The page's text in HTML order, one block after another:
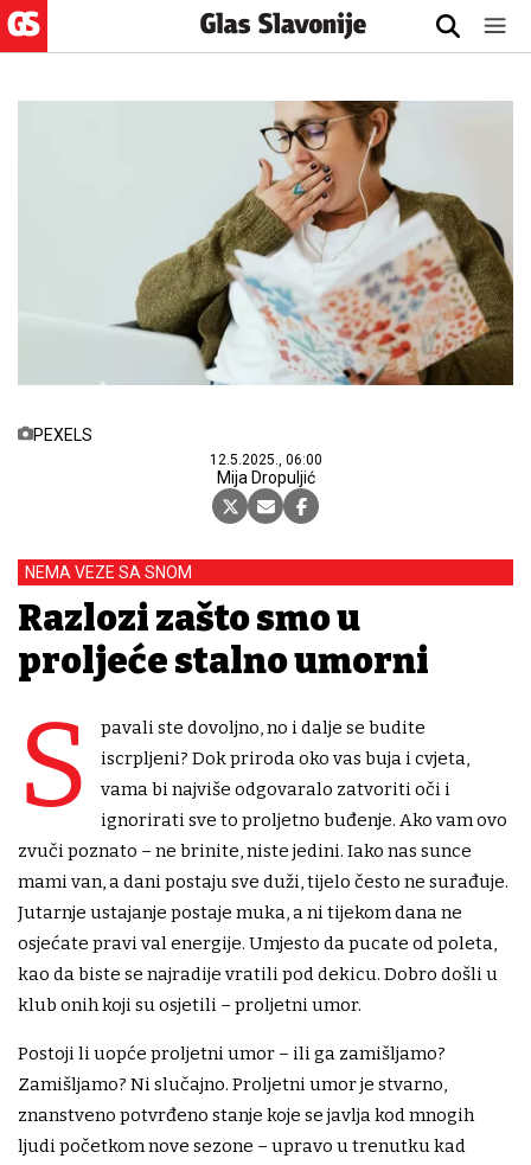
PEXELS
12.5.2025., 06:00
Mija Dropuljić
NEMA VEZE SA SNOM
Razlozi zašto smo u
proljeće stalno umorni
S
pavali ste dovoljno, no i dalje se budite
iscrpljeni? Dok priroda oko vas buja i cvjeta,
vama bi najviše odgovaralo zatvoriti oči i
ignorirati sve to proljetno buđenje. Ako vam ovo
zvuči poznato – ne brinite, niste jedini. Iako nas sunce
mami van, a dani postaju sve duži, tijelo često ne surađuje.
Jutarnje ustajanje postaje muka, a ni tijekom dana ne
osjećate pravi val energije. Umjesto da pucate od poleta,
kao da biste se najradije vratili pod dekicu. Dobro došli u
klub onih koji su osjetili – proljetni umor.
Postoji li uopće proljetni umor – ili ga zamišljamo?
Zamišljamo? Ni slučajno. Proljetni umor je stvarno,
znanstveno potvrđeno stanje koje se javlja kod mnogih
ljudi početkom nove sezone – upravo u trenutku kad